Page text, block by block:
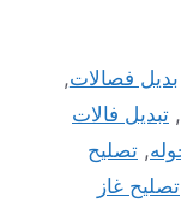
بديل فصالات,
, تبديل فالات
, تصليح
تصليح غاز